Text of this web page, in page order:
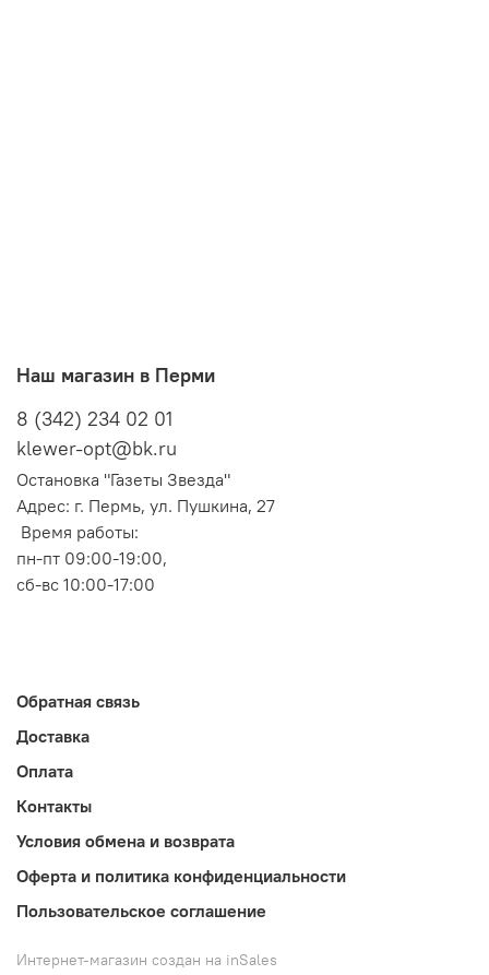
Наш магазин в Перми
8 (342) 234 02 01
klewer-opt@bk.ru
Остановка "Газеты Звезда"
Адрес: г. Пермь, ул. Пушкина, 27
Время работы:
пн-пт 09:00-19:00,
сб-вс 10:00-17:00
Обратная связь
Доставка
Оплата
Контакты
Условия обмена и возврата
Оферта и политика конфиденциальности
Пользовательское соглашение
Интернет-магазин создан на inSales